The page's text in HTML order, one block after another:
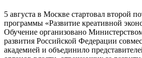
5 августа в Москве стартовал второй
программы «Развитие креативной
Обучение организовано
развития Российской Федерации
академией и объединило